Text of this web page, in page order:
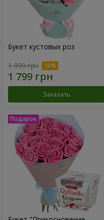
Букет кустовых роз
1 999 грн
Заказать